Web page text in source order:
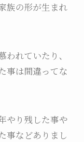
族の形が生まれ
れていたり、
事は間違ってな
やり残した事や
事などありまし